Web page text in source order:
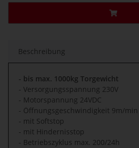
Beschreibung
- bis max. 1000kg Torgewicht
- Versorgungsspannung 230V
- Motorspannung 24VDC
- Öffnungsgeschwindigkeit 9m/min
- mit Softstop
- mit Hindernisstop
- Betriebszyklus max. 200/24h